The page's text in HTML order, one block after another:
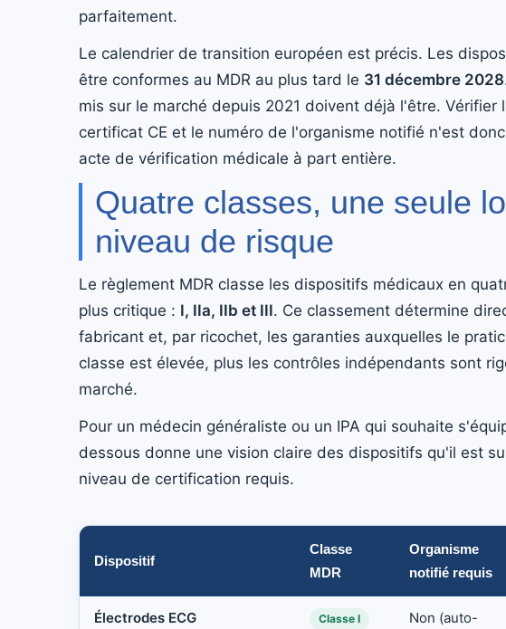
parfaitement.
Le calendrier de transition européen est précis. Les
être conformes au MDR au plus tard le 31 décembre 2028
mis sur le marché depuis 2021 doivent déjà l'être. Vérifier
certificat CE et le numéro de l'organisme notifié n'est
acte de vérification médicale à part entière.
Quatre classes, une seule
niveau de risque
Le règlement MDR classe les dispositifs médicaux en
plus critique : I, IIa, IIb et III. Ce classement détermine
fabricant et, par ricochet, les garanties auxquelles le
classe est élevée, plus les contrôles indépendants sont
marché.
Pour un médecin généraliste ou un IPA qui souhaite
dessous donne une vision claire des dispositifs qu'il est
niveau de certification requis.
Dispositif
Classe
MDR
Organisme
notifié requis
Électrodes ECG
Classe I
Non (auto-